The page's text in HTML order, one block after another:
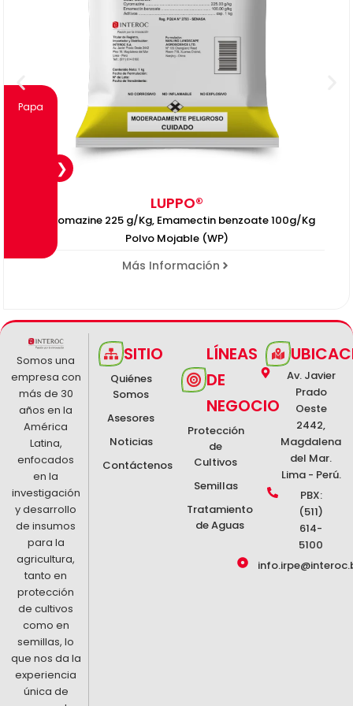
Papa
LUPPO®
Cyromazine 225 g/Kg, Emamectin benzoate 100g/Kg
Polvo Mojable (WP)
Más Información
Somos una
empresa con
más de 30
años en la
América
Latina,
enfocados
en la
investigación
y desarrollo
de insumos
para la
agricultura,
tanto en
protección
de cultivos
como en
semillas, lo
que nos da la
experiencia
única de
SITIO
Quiénes
Somos
Asesores
Noticias
Contáctenos
LÍNEAS
DE
NEGOCIO
Protección
de
Cultivos
Semillas
Tratamiento
de Aguas
Av. Javier
Prado
Oeste
2442,
Magdalena
del Mar.
Lima - Perú.
PBX:
(511)
614-
5100